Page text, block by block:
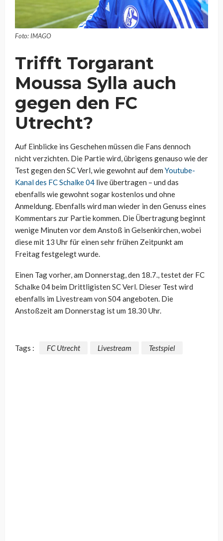
Foto: IMAGO
Trifft Torgarant
Moussa Sylla auch
gegen den FC
Utrecht?
Auf Einblicke ins Geschehen müssen die Fans dennoch
nicht verzichten. Die Partie wird, übrigens genauso wie der
Test gegen den SC Verl, wie gewohnt auf dem Youtube-
Kanal des FC Schalke 04 live übertragen – und das
ebenfalls wie gewohnt sogar kostenlos und ohne
Anmeldung. Ebenfalls wird man wieder in den Genuss eines
Kommentars zur Partie kommen. Die Übertragung beginnt
wenige Minuten vor dem Anstoß in Gelsenkirchen, wobei
diese mit 13 Uhr für einen sehr frühen Zeitpunkt am
Freitag festgelegt wurde.
Einen Tag vorher, am Donnerstag, den 18.7., testet der FC
Schalke 04 beim Drittligisten SC Verl. Dieser Test wird
ebenfalls im Livestream von S04 angeboten. Die
Anstoßzeit am Donnerstag ist um 18.30 Uhr.
Tags : FC Utrecht Livestream Testspiel